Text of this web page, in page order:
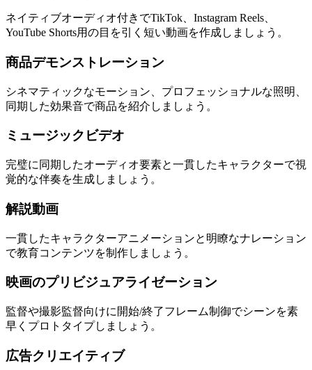
ネイティブオーディオ付きでTikTok、Instagram Reels、
YouTube Shorts用の目を引く短い動画を作成しましょう。
商品デモンストレーション
シネマティックなモーション、プロフェッショナルな照明、
同期した効果音で商品を紹介しましょう。
ミュージックビデオ
完璧に同期したオーディオ要素と一貫したキャラクターで視
覚的な伴奏を生成しましょう。
解説動画
一貫したキャラクターアニメーションと明瞭なナレーション
で教育コンテンツを制作しましょう。
映画のプリビジュアライゼーション
監督や撮影監督向けに開始/終了フレーム制御でシーンを素
早くプロトタイプしましょう。
広告クリエイティブ